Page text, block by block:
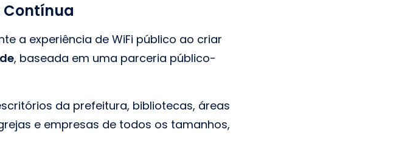
Contínua
a experiência de WiFi público ao criar
, baseada em uma parceria público-
da prefeitura, bibliotecas, áreas
e empresas de todos os tamanhos,